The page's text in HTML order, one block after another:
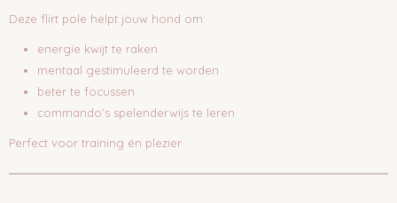
Deze flirt pole helpt jouw hond om:
energie kwijt te raken
mentaal gestimuleerd te worden
beter te focussen
commando’s spelenderwijs te leren
Perfect voor training én plezier